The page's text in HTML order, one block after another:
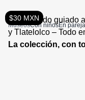
$30 MXN
MuseosCon niñosEn pareja
La colección, con